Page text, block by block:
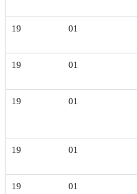
19 01
19 01
19 01
19 01
19 01